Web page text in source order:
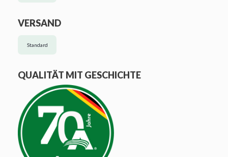
VERSAND
Standard
QUALITÄT MIT GESCHICHTE